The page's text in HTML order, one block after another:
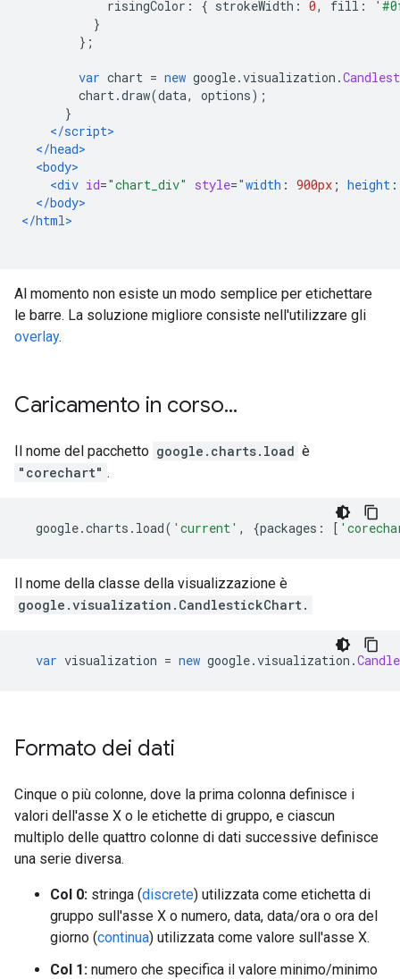
risingColor : { strokeWidth : 0, fill :
}
};
var chart = new google.visualization .
chart.draw(data, options);
}
</script>
</head>
<body>
<div id="chart_div" style="width : 900px ; height :
</body>
</html>
Al momento non esiste un modo semplice per etichettare
le barre. La soluzione migliore consiste nell'utilizzare gli
overlay.
Caricamento in corso...
Il nome del pacchetto google.charts.load è
"corechart" .
google.charts . load( 'current' , {packages : [
Il nome della classe della visualizzazione è
google.visualization. CandlestickChart.
var visualization = new google.visualization .
Formato dei dati
Cinque o più colonne, dove la prima colonna definisce i
valori dell'asse X o le etichette di gruppo, e ciascun
multiplo delle quattro colonne di dati successive definisce
una serie diversa.
Col 0: stringa (discrete) utilizzata come etichetta di
gruppo sull'asse X o numero, data, data/ora o ora del
giorno (continua) utilizzata come valore sull'asse X.
Col 1: numero che specifica il valore minimo/minimo